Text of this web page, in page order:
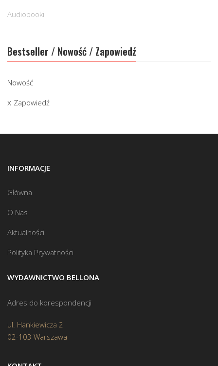
Audiobooki
Bestseller / Nowość / Zapowiedź
Nowość
Zapowiedź
INFORMACJE
Główna
O Nas
Aktualności
Polityka Prywatności
WYDAWNICTWO BELLONA
Adres do korespondencji
ul. Hankiewicza 2
02-103 Warszawa